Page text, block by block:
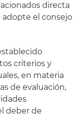
directa
el consejo
criterios y
en materia
de evaluación,
deber de